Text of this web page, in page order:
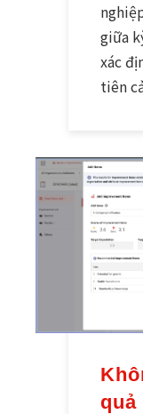
giữa
xác
tiên
quả